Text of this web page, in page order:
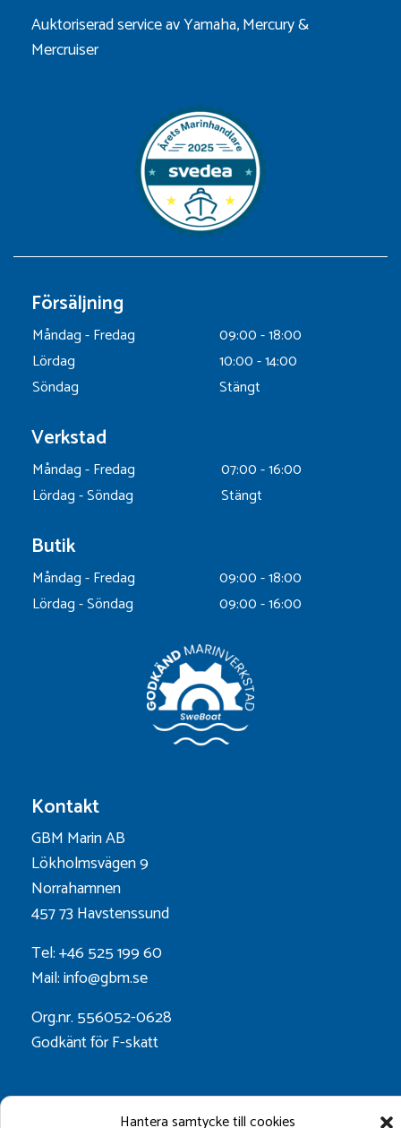
Hantera samtycke till cookies
Auktoriserad service av Yamaha, Mercury &
Mercruiser
Försäljning
Måndag - Fredag
09:00 - 18:00
Lördag
10:00 - 14:00
Söndag
Stängt
Verkstad
Måndag - Fredag
07:00 - 16:00
Lördag - Söndag
Stängt
Butik
Måndag - Fredag
09:00 - 18:00
Lördag - Söndag
09:00 - 16:00
Kontakt
GBM Marin AB
Lökholmsvägen 9
Norrahamnen
457 73 Havstenssund
Tel: +46 525 199 60
Mail: info@gbm.se
Org.nr. 556052-0628
Godkänt för F-skatt
Följ oss på: